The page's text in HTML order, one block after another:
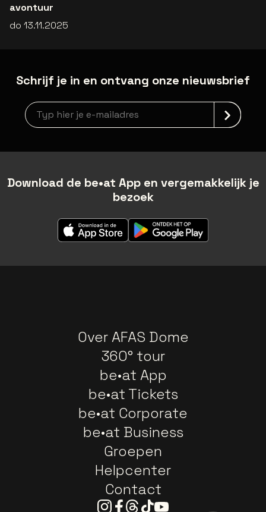
avontuur
do 13.11.2025
Schrijf je in en ontvang onze nieuwsbrief
Nieuwsbrief aanmelding
Download de be•at App en vergemakkelijk je
bezoek
Over AFAS Dome
360° tour
be•at App
be•at Tickets
be•at Corporate
be•at Business
Groepen
Helpcenter
Contact
Instagram
Facebook
Threads
TiktokYoutube